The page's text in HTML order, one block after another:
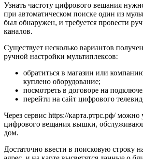
Узнать частоту цифрового вещания
при автоматическом поиске один из
был обнаружен, и требуется провести
каналов.
Существует несколько вариантов
ручной настройки мультиплексов:
обратиться в магазин или
куплено оборудование;
посмотреть в договоре на
перейти на сайт цифрового
Через сервис https://карта.ртрс.рф/ можно
цифрового вещания вышки,
дом.
Достаточно ввести в поисковую строку